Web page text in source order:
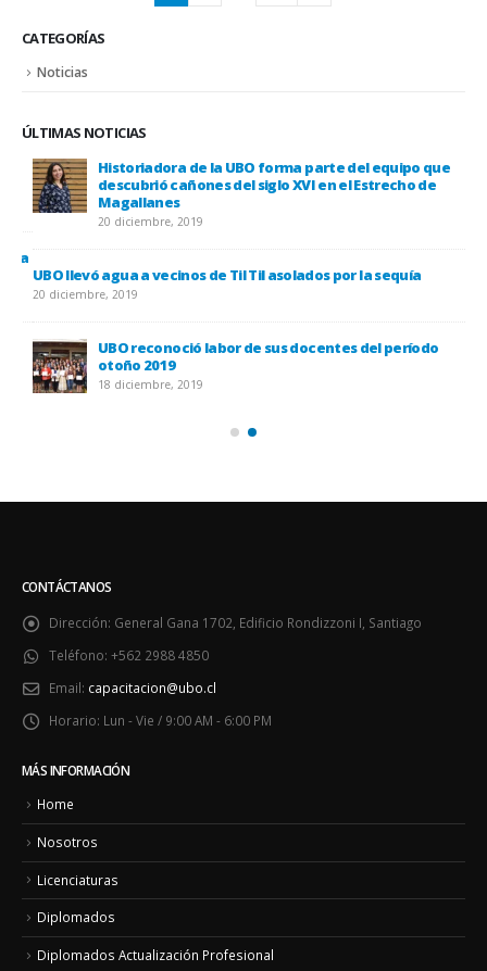
CATEGORÍAS
Noticias
ÚLTIMAS NOTICIAS
Historiadora de la UBO forma parte del equipo que
descubrió cañones del siglo XVI en el Estrecho de
Magallanes
20 diciembre, 2019
UBO llevó agua a vecinos de Til Til asolados por la sequía
20 diciembre, 2019
UBO reconoció labor de sus docentes del período
otoño 2019
18 diciembre, 2019
CONTÁCTANOS
Dirección: General Gana 1702, Edificio Rondizzoni I, Santiago
Teléfono: +562 2988 4850
Email: capacitacion@ubo.cl
Horario: Lun - Vie / 9:00 AM - 6:00 PM
MÁS INFORMACIÓN
Home
Nosotros
Licenciaturas
Diplomados
Diplomados Actualización Profesional